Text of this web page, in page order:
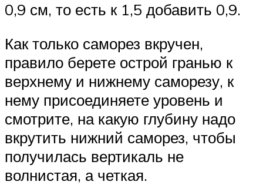
0,9 см, то есть к 1,5 добавить 0,9.
Как только саморез вкручен,
правило берете острой гранью к
верхнему и нижнему саморезу, к
нему присоединяете уровень и
смотрите, на какую глубину надо
вкрутить нижний саморез, чтобы
получилась вертикаль не
волнистая, а четкая.